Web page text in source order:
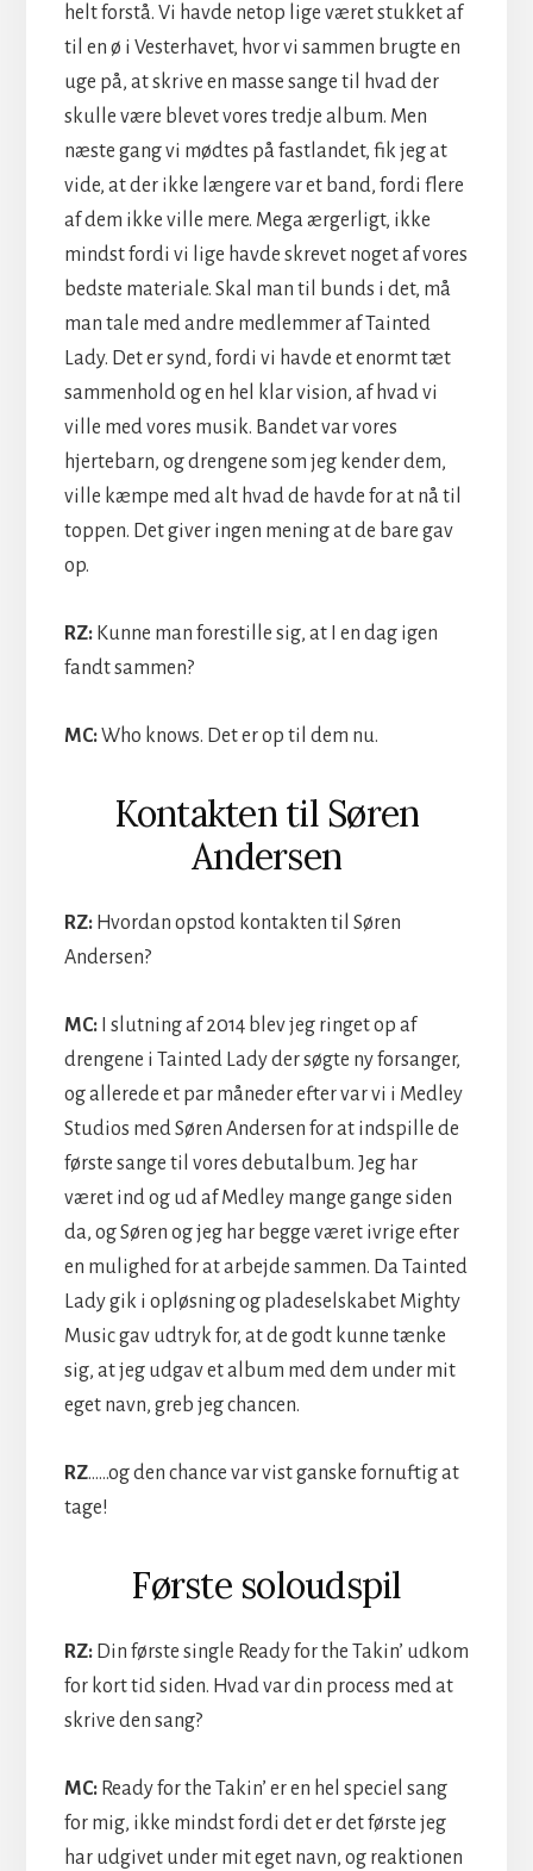
helt forstå. Vi havde netop lige været stukket af
til en ø i Vesterhavet, hvor vi sammen brugte en
uge på, at skrive en masse sange til hvad der
skulle være blevet vores tredje album. Men
næste gang vi mødtes på fastlandet, fik jeg at
vide, at der ikke længere var et band, fordi flere
af dem ikke ville mere. Mega ærgerligt, ikke
mindst fordi vi lige havde skrevet noget af vores
bedste materiale. Skal man til bunds i det, må
man tale med andre medlemmer af Tainted
Lady. Det er synd, fordi vi havde et enormt tæt
sammenhold og en hel klar vision, af hvad vi
ville med vores musik. Bandet var vores
hjertebarn, og drengene som jeg kender dem,
ville kæmpe med alt hvad de havde for at nå til
toppen. Det giver ingen mening at de bare gav
op.
RZ: Kunne man forestille sig, at I en dag igen
fandt sammen?
MC:Who knows. Det er op til dem nu.
Kontakten til Søren
Andersen
RZ: Hvordan opstod kontakten til Søren
Andersen?
MC:
I slutning af 2014 blev jeg ringet op af
drengene i Tainted Lady der søgte ny forsanger,
og allerede et par måneder efter var vi i Medley
Studios med Søren Andersen for at indspille de
første sange til vores debutalbum. Jeg har
været ind og ud af Medley mange gange siden
da, og Søren og jeg har begge været ivrige efter
en mulighed for at arbejde sammen. Da Tainted
Lady gik i opløsning og pladeselskabet Mighty
Music gav udtryk for, at de godt kunne tænke
sig, at jeg udgav et album med dem under mit
eget navn, greb jeg chancen.
RZ……og den chance var vist ganske fornuftig at
tage!
Første soloudspil
RZ:Din første single Ready for the Takin’ udkom
for kort tid siden. Hvad var din process med at
skrive den sang?
MC:Ready for the Takin’ er en hel speciel sang
for mig, ikke mindst fordi det er det første jeg
har udgivet under mit eget navn, og reaktionen